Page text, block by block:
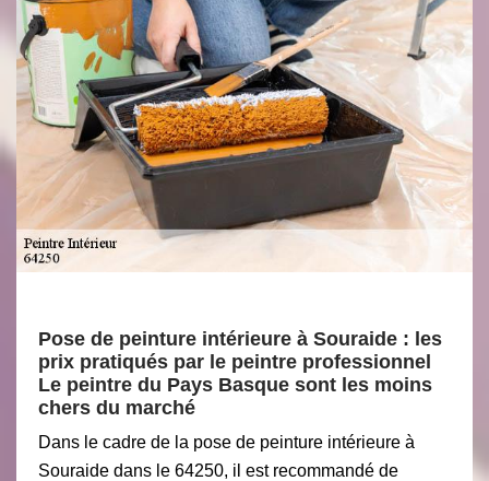
Pose de peinture intérieure à Souraide : les
prix pratiqués par le peintre professionnel
Le peintre du Pays Basque sont les moins
chers du marché
Dans le cadre de la pose de peinture intérieure à
Souraide dans le 64250, il est recommandé de